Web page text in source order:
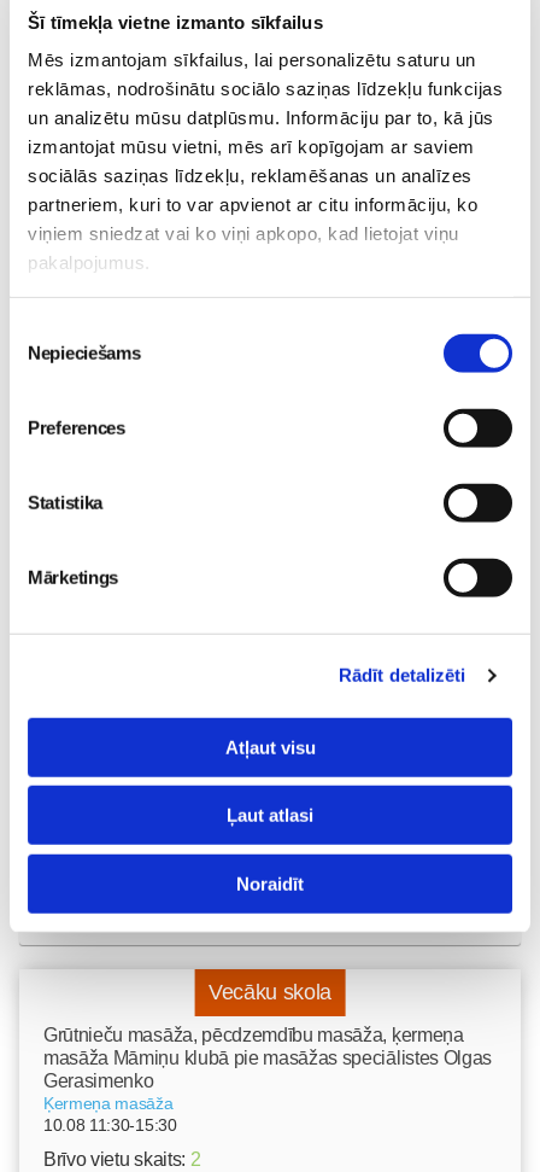
Šī tīmekļa vietne izmanto sīkfailus
Mēs izmantojam sīkfailus, lai personalizētu saturu un
reklāmas, nodrošinātu sociālo saziņas līdzekļu funkcijas
un analizētu mūsu datplūsmu. Informāciju par to, kā jūs
izmantojat mūsu vietni, mēs arī kopīgojam ar saviem
sociālās saziņas līdzekļu, reklamēšanas un analīzes
partneriem, kuri to var apvienot ar citu informāciju, ko
viņiem sniedzat vai ko viņi apkopo, kad lietojat viņu
pakalpojumus.
izvēle
Nepieciešams
Preferences
Statistika
Mārketings
Rādīt detalizēti
Atļaut visu
Ļaut atlasi
Noraidīt
Lasi vēl
Kas notiek Māmiņu Kluba mazuļu rotaļu grupiņās?
Mazulis
30. Jul 13:00
Mazais valītis ar lielu sirdi
20. Jul 09:33
Friso Gold - saudzīgs
Mazuļa pirmā pieredze
Vecāku skola
Grūtnieču masāža, pēcdzemdību masāža, ķermeņa
masāža Māmiņu klubā pie masāžas speciālistes Olgas
Gerasimenko
Ķermeņa masāža
10.08 11:30-15:30
Brīvo vietu skaits: 2